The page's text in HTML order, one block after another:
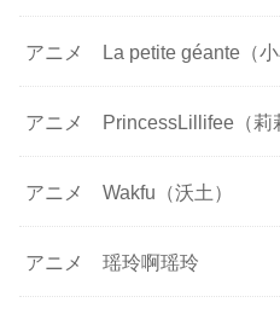
アニメ La petite géante（小
アニメ PrincessLillifee（莉
アニメ Wakfu（沃土）
アニメ 瑶玲啊瑶玲